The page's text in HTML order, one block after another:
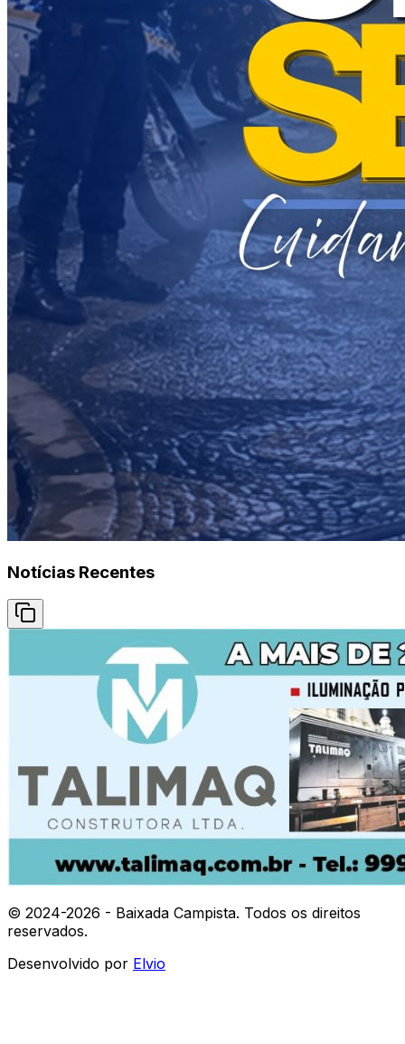
Notícias Recentes
© 2024-2026 - Baixada Campista. Todos os direitos
reservados.
Desenvolvido por Elvio